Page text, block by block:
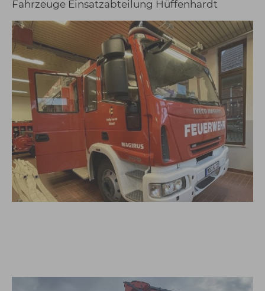
Fahrzeuge Einsatzabteilung Hüffenhardt